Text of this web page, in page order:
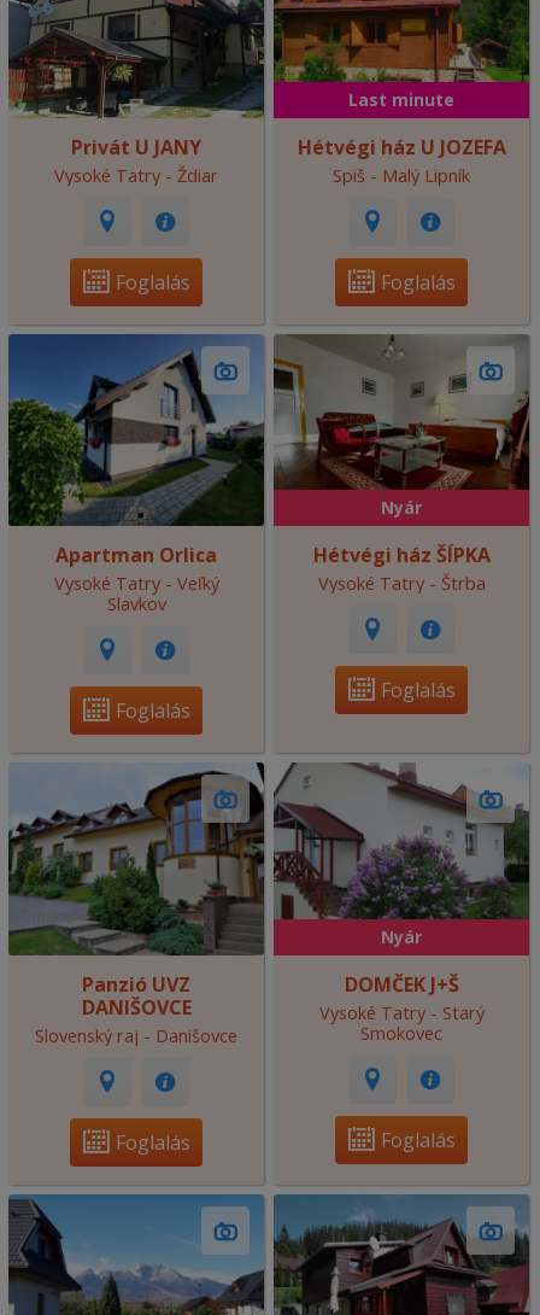
Privát U JANY
Vysoké Tatry - Ždiar
Foglalás
Last minute
Hétvégi ház U JOZEFA
Spiš - Malý Lipník
Foglalás
Apartman Orlica
Vysoké Tatry - Veľký
Slavkov
Foglalás
Nyár
Hétvégi ház ŠÍPKA
Vysoké Tatry - Štrba
Foglalás
Panzió UVZ
DANIŠOVCE
Slovenský raj - Danišovce
Foglalás
Nyár
DOMČEK J+Š
Vysoké Tatry - Starý
Smokovec
Foglalás